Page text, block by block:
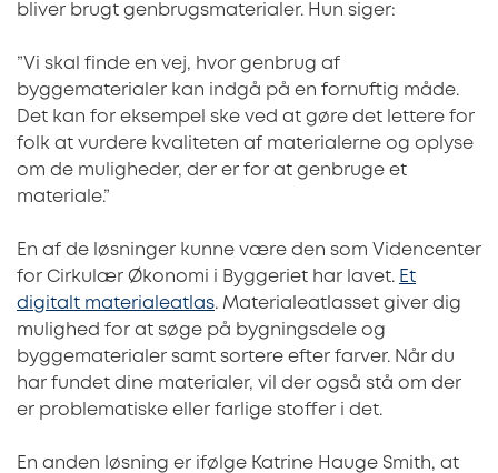
bliver brugt genbrugsmaterialer. Hun siger:
”Vi skal finde en vej, hvor genbrug af
byggematerialer kan indgå på en fornuftig måde.
Det kan for eksempel ske ved at gøre det lettere for
folk at vurdere kvaliteten af materialerne og oplyse
om de muligheder, der er for at genbruge et
materiale.”
En af de løsninger kunne være den som Videncenter
for Cirkulær Økonomi i Byggeriet har lavet. Et
digitalt materialeatlas. Materialeatlasset giver dig
mulighed for at søge på bygningsdele og
byggematerialer samt sortere efter farver. Når du
har fundet dine materialer, vil der også stå om der
er problematiske eller farlige stoffer i det.
En anden løsning er ifølge Katrine Hauge Smith, at